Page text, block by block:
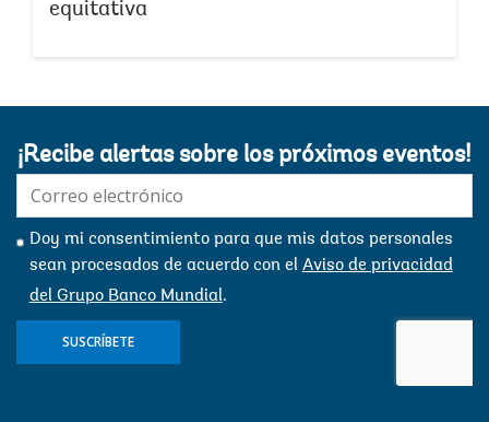
equitativa
¡Recibe alertas sobre los próximos eventos!
mail:
Doy mi consentimiento para que mis datos personales
sean procesados ​​de acuerdo con el Aviso de privacidad
del Grupo Banco Mundial.
SUSCRÍBETE